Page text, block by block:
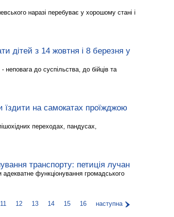
наразі перебуває у хорошому стані і
дітей з 14 жовтня і 8 березня у
до суспільства, до бійців та
на самокатах проїжджою
переходах, пандусах,
транспорту: петиція лучан
функціонування громадського
11 12 13 14 15 16 наступна